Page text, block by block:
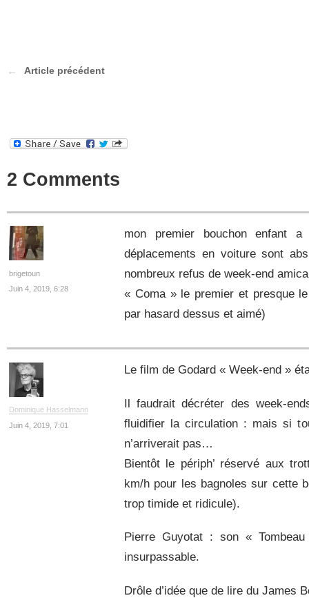
Article précédent
2 Comments
brigetoun
Juin 4, 2019, 6:28
mon premier bouchon enfant
déplacements en voiture sont
nombreux refus de week-end
« Coma » le premier et presque
par hasard dessus et aimé)
Dominique Hasselmann
Juin 4, 2019, 7:01
Le film de Godard « Week-end »
Il faudrait décréter des week-
fluidifier la circulation : mais si
n’arriverait pas…
Bientôt le périph’ réservé aux
km/h pour les bagnoles sur cette
trop timide et ridicule).
Pierre Guyotat : son «
insurpassable.
Drôle d’idée que de lire du James